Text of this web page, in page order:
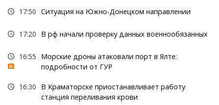
17:50 Ситуация на Южно-Донецком направлении
17:20 В рф начали проверку данных военнообязанных
16:55
Морские дроны атаковали порт в Ялте:
подробности от ГУР
16:30
В Краматорске приостанавливает работу
станция переливания крови